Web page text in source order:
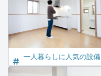
一人暮らしに人気の設備